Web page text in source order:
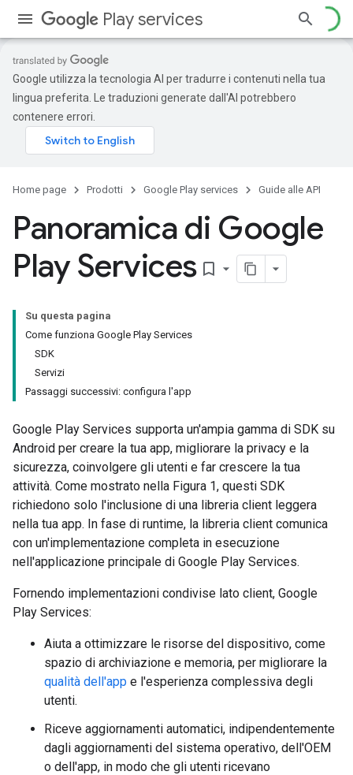
Play services
Google utilizza la tecnologia AI per tradurre i contenuti nella tua
lingua preferita. Le traduzioni generate dall'AI potrebbero
contenere errori.
Home page Prodotti Google Play services Guide alle API
Panoramica di Google
Play Services bookmark_border
Su questa pagina
Come funziona Google Play Services
SDK
Servizi
Passaggi successivi: configura l'app
Google Play Services supporta un'ampia gamma di SDK su
Android per creare la tua app, migliorare la privacy e la
sicurezza, coinvolgere gli utenti e far crescere la tua
attività. Come mostrato nella Figura 1, questi SDK
richiedono solo l'inclusione di una libreria client leggera
nella tua app. In fase di runtime, la libreria client comunica
con un'implementazione completa in esecuzione
nell'applicazione principale di Google Play Services.
Fornendo implementazioni condivise lato client, Google
Play Services:
Aiuta a ottimizzare le risorse del dispositivo, come
spazio di archiviazione e memoria, per migliorare la
qualità dell'app e l'esperienza complessiva degli
utenti.
Riceve aggiornamenti automatici, indipendentemente
dagli aggiornamenti del sistema operativo, dell'OEM
o dell'app, in modo che gli utenti ricevano